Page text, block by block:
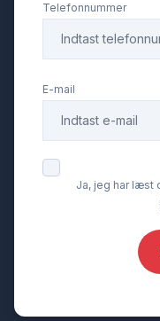
Telefonnummer
E-mail
Ja, jeg har læst